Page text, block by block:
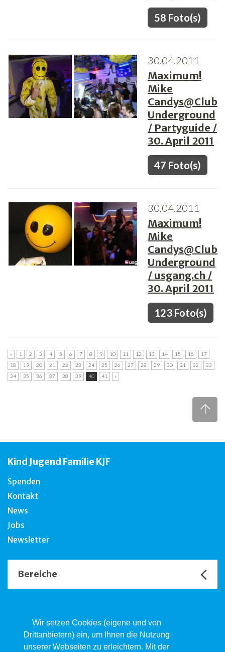
Wir setzen Cookies (eigene und von
Drittanbietern) ein, um Ihnen die Nutzung
unserer Webseiten zu erleichtern. Mit der
58 Foto(s)
30.04.2011
Maximum!
Mike
Candys@Club
Underground
/ Partyguide /
30. April 2011
47 Foto(s)
30.04.2011
Maximum!
Mike
Candys@Club
Underground
/ usgang.ch /
30. April 2011
123 Foto(s)
« 1 2 3 4 5 6 7 8 9 10 11 12 13 14 15 16
17
18
19 20 21 22 23 24 25 26 27 28 29 30 31 32
33
34
35 36 37 38 39 40 41 »
Kind Jugend Familie KJF
Spenden
Kontakt
News
Jobs
Newsletter
Bereiche